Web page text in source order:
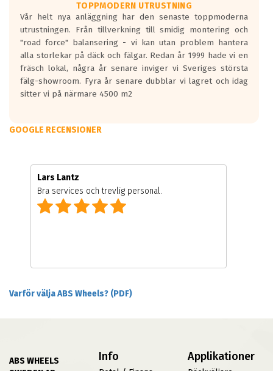
TOPPMODERN UTRUSTNING
Vår helt nya anläggning har den senaste toppmoderna
utrustningen. Från tillverkning till smidig montering och
"road force" balansering - vi kan utan problem hantera
alla storlekar på däck och fälgar. Redan år 1999 hade vi en
fräsch lokal, några år senare inviger vi Sveriges största
fälg-showroom. Fyra år senare dubblar vi lagret och idag
sitter vi på närmare 4500 m2
GOOGLE RECENSIONER
Lars Lantz
Bra services och trevlig personal.
Varför välja ABS Wheels? (PDF)
ABS WHEELS
Info Applikationer